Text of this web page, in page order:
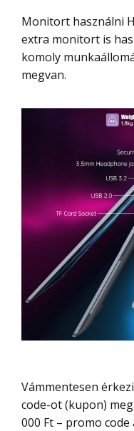
Monitort használni HDMI-vel is lehet, szóval akár 2
extra monitort is
komoly
megvan.
Vámmentesen érkezik ingyen szállítással és promo
code-ot (kupon)
000 Ft – promo